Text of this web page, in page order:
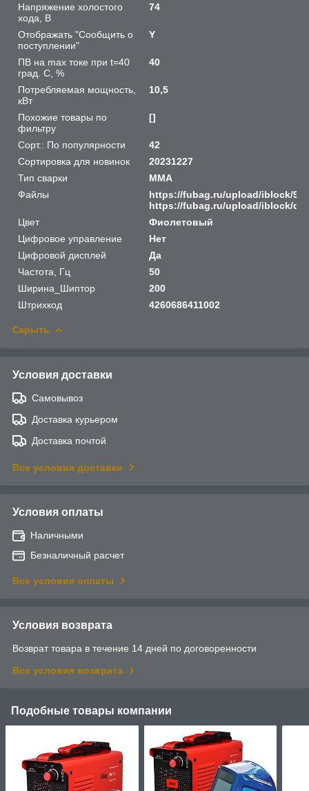
Напряжение холостого
хода, В
74
Отображать "Сообщить о
поступлении"
Y
ПВ на max токе при t=40
град. С, %
40
Потребляемая мощность,
кВт
10,5
Похожие товары по
фильтру
[]
Сорт.: По популярности
42
Сортировка для новинок
20231227
Тип сварки
MMA
Файлы
https://fubag.ru/upload/iblock/
https://fubag.ru/upload/iblock/
Цвет
Фиолетовый
Цифровое управление
Нет
Цифровой дисплей
Да
Частота, Гц
50
Ширина_Шиптор
200
Штрихкод
4260686411002
Скрыть
Условия доставки
Самовывоз
Доставка курьером
Доставка почтой
Все условия доставки
Условия оплаты
Наличными
Безналичный расчет
Все условия оплаты
Условия возврата
Возврат товара в течение 14 дней по договоренности
Все условия возврата
Подобные товары компании